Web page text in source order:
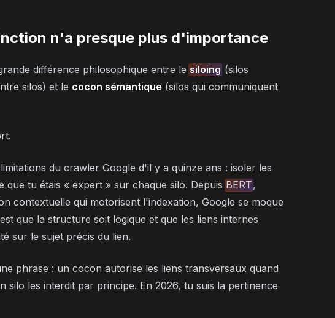
n'a presque plus d'importance
différence philosophique entre le siloing (silos
silos) et le cocon sémantique (silos qui communiquent
du crawler Google d'il y a quinze ans : isoler les
que tu étais « expert » sur chaque silo. Depuis BERT,
contextuelle qui motorisent l'indexation, Google se moque
que la structure soit logique et que les liens internes
sur le sujet précis du lien.
phrase : un cocon autorise les liens transversaux quand
les interdit par principe. En 2026, tu suis la pertinence